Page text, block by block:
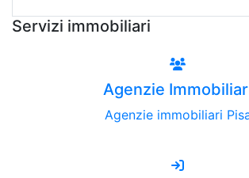
Servizi immobiliari
Agenzie
Agenzie immobiliari